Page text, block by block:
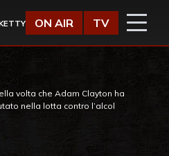
ON AIR TV
volta che Adam Clayton ha
nella lotta contro l’alcol